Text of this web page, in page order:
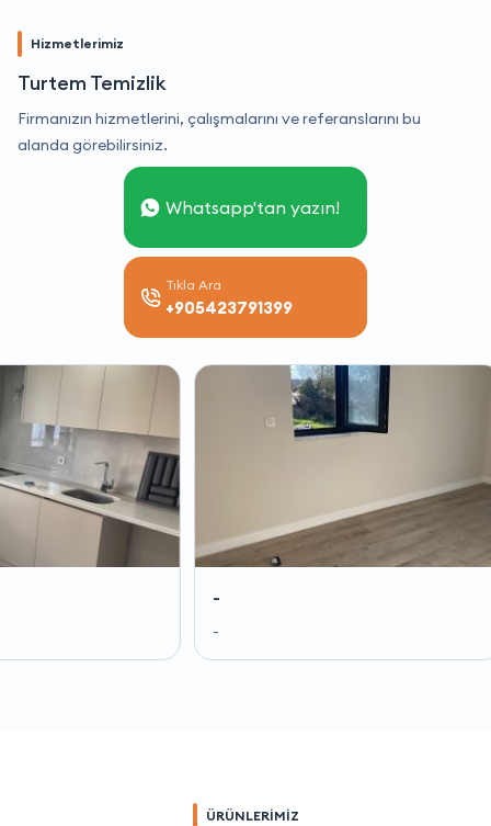
Hizmetlerimiz
Turtem Temizlik
Firmanızın hizmetlerini, çalışmalarını ve referanslarını bu
alanda görebilirsiniz.
Whatsapp'tan yazın!
Tıkla Ara
+905423791399
ÜRÜNLERİMİZ